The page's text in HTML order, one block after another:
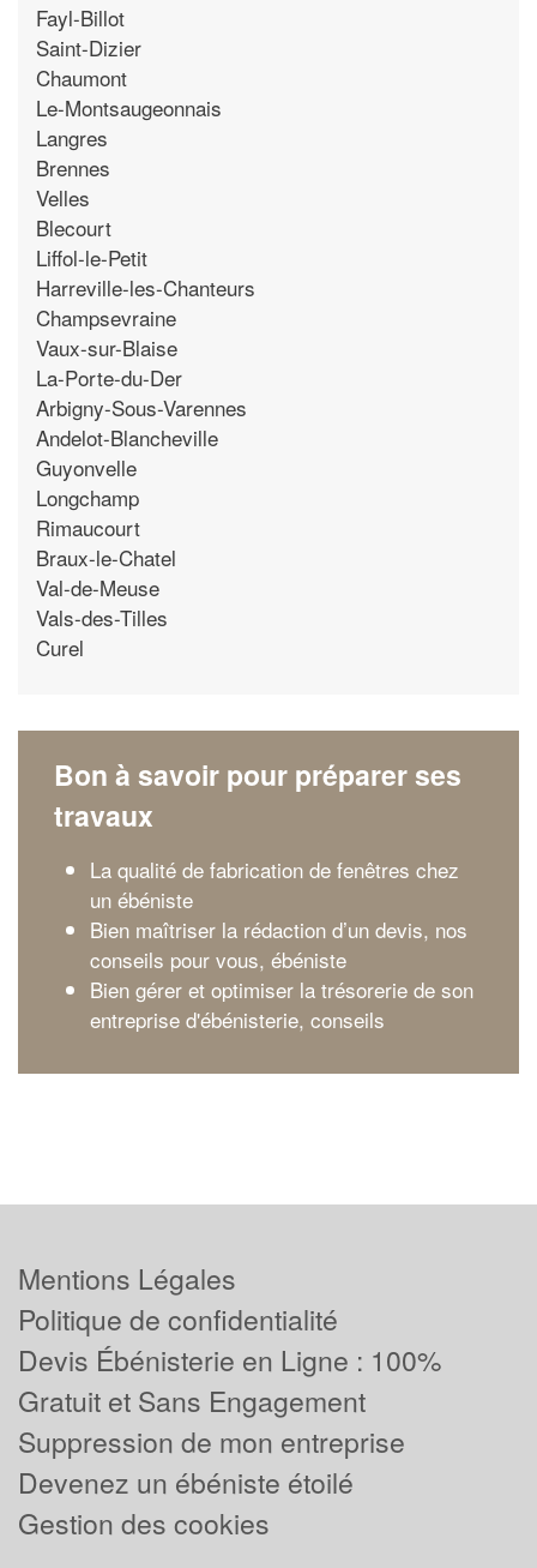
Fayl-Billot
Saint-Dizier
Chaumont
Le-Montsaugeonnais
Langres
Brennes
Velles
Blecourt
Liffol-le-Petit
Harreville-les-Chanteurs
Champsevraine
Vaux-sur-Blaise
La-Porte-du-Der
Arbigny-Sous-Varennes
Andelot-Blancheville
Guyonvelle
Longchamp
Rimaucourt
Braux-le-Chatel
Val-de-Meuse
Vals-des-Tilles
Curel
Bon à savoir pour préparer ses
travaux
La qualité de fabrication de fenêtres chez
un ébéniste
Bien maîtriser la rédaction d’un devis, nos
conseils pour vous, ébéniste
Bien gérer et optimiser la trésorerie de son
entreprise d'ébénisterie, conseils
Mentions Légales
Politique de confidentialité
Devis Ébénisterie en Ligne : 100%
Gratuit et Sans Engagement
Suppression de mon entreprise
Devenez un ébéniste étoilé
Gestion des cookies